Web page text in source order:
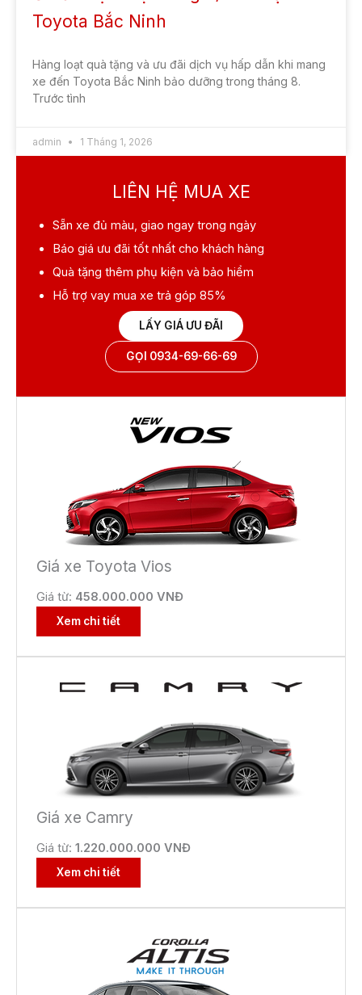
Toyota Bắc Ninh
Hàng loạt quà tặng và ưu đãi dịch vụ hấp dẫn khi mang
xe đến Toyota Bắc Ninh bảo dưỡng trong tháng 8.
Trước tình
admin 1 Tháng 1, 2026
LIÊN HỆ MUA XE
Sẵn xe đủ màu, giao ngay trong ngày
Báo giá ưu đãi tốt nhất cho khách hàng
Quà tặng thêm phụ kiện và bảo hiểm
Hỗ trợ vay mua xe trả góp 85%
LẤY GIÁ ƯU ĐÃI
GỌI 0934-69-66-69
Giá xe Toyota Vios
Giá từ: 458.000.000 VNĐ
Xem chi tiết
Giá xe Camry
Giá từ: 1.220.000.000 VNĐ
Xem chi tiết